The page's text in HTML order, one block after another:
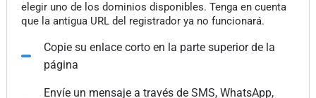
elegir uno de los dominios disponibles. Tenga en cuenta
que la antigua URL del registrador ya no funcionará.
Copie su enlace corto en la parte superior de la
página
Envíe un mensaje a través de SMS, WhatsApp,